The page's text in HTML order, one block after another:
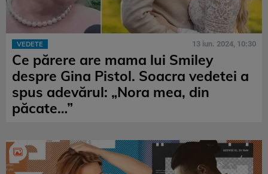
VEDETE 13 iun. 2024, 10:30
Ce părere are mama lui Smiley
despre Gina Pistol. Soacra vedetei a
spus adevărul: „Nora mea, din
păcate…”